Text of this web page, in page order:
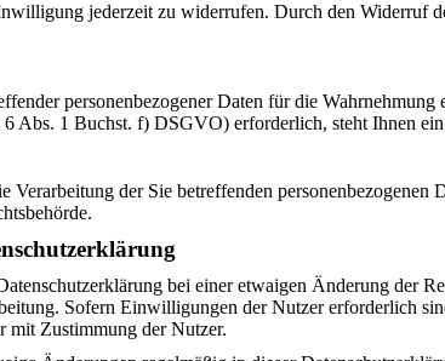
jederzeit zu widerrufen. Durch den
personenbezogener Daten für die
Abs. 1 Buchst. f) DSGVO) erforderlich, steht Ihnen
Verarbeitung der Sie betreffenden
bei einer etwaigen Änderung der
Sofern Einwilligungen der Nutzer erforderlich
mit Zustimmung der Nutzer.